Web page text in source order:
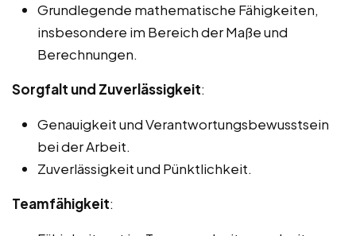
Grundlegende mathematische Fähigkeiten,
insbesondere im Bereich der Maße und
Berechnungen.
Sorgfalt und Zuverlässigkeit:
Genauigkeit und Verantwortungsbewusstsein
bei der Arbeit.
Zuverlässigkeit und Pünktlichkeit.
Teamfähigkeit: